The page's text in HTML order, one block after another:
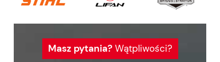
Masz pytania?Wątpliwości?